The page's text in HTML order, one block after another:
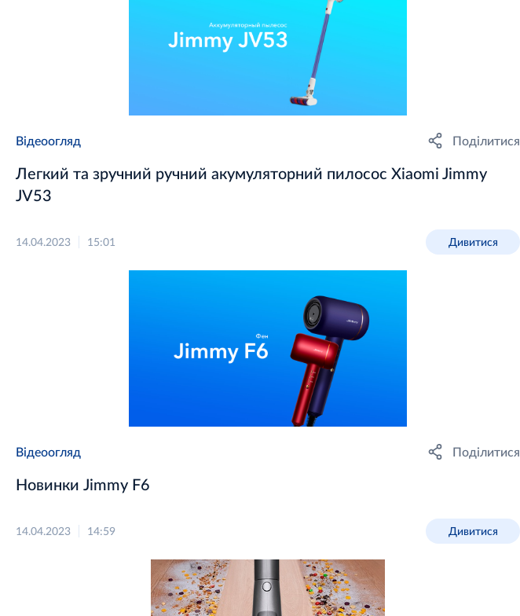
Відеоогляд Поділитися
Легкий та зручний ручний акумуляторний пилосос Xiaomi Jimmy
JV53
14.04.2023 15:01 Дивитися
Відеоогляд Поділитися
Новинки Jimmy F6
14.04.2023 14:59 Дивитися